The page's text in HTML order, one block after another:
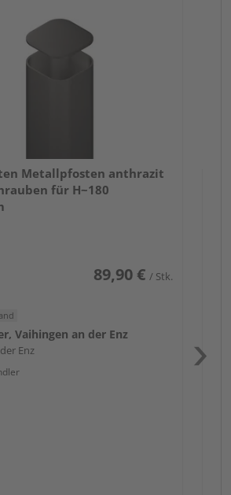
Metallpfosten anthrazit
für H~180
89,90 € / Stk.
Vaihingen an der Enz
Enz